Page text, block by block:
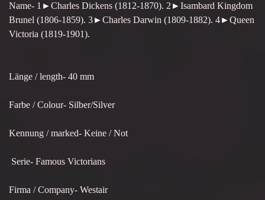
Name- 1►Charles Dickens (1812-1870). 2►Isambard Kingdom
Brunel (1806-1859). 3►Charles Darwin (1809-1882). 4►Queen
Victoria (1819-1901).
Länge / length- 40 mm
Farbe / Colour- Silber/Silver
Kennung / marked- Keine / Not
Serie- Famous Victorians
Firma / Company- Westair